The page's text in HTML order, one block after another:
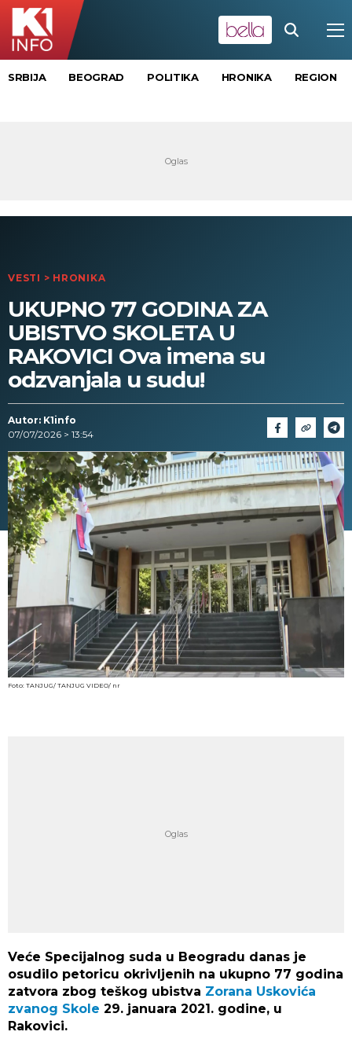
SRBIJA BEOGRAD POLITIKA HRONIKA REGION
VESTI > HRONIKA
UKUPNO 77 GODINA ZA
UBISTVO SKOLETA U
RAKOVICI Ova imena su
odzvanjala u sudu!
Autor: K1info
07/07/2026 > 13:54
Foto: TANJUG/ TANJUG VIDEO/ nr
Veće Specijalnog suda u Beogradu danas je
osudilo petoricu okrivljenih na ukupno 77 godina
zatvora zbog teškog ubistva Zorana Uskovića
zvanog Skole 29. januara 2021. godine, u
Rakovici.